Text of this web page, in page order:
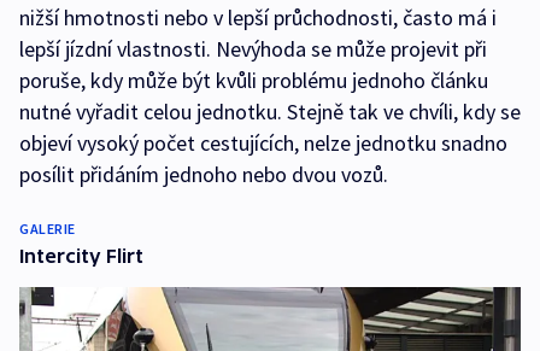
nižší hmotnosti nebo v lepší průchodnosti, často má i
lepší jízdní vlastnosti. Nevýhoda se může projevit při
poruše, kdy může být kvůli problému jednoho článku
nutné vyřadit celou jednotku. Stejně tak ve chvíli, kdy se
objeví vysoký počet cestujících, nelze jednotku snadno
posílit přidáním jednoho nebo dvou vozů.
GALERIE
Intercity Flirt